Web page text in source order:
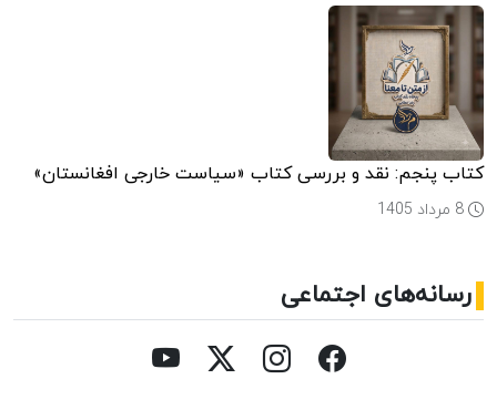
کتاب پنجم: نقد و بررسی کتاب «سیاست خارجی افغانستان»
رسانه‌های اجتماعی